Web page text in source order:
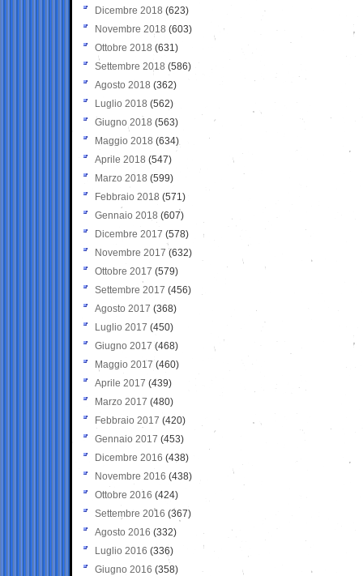
Dicembre 2018 (623)
Novembre 2018 (603)
Ottobre 2018 (631)
Settembre 2018 (586)
Agosto 2018 (362)
Luglio 2018 (562)
Giugno 2018 (563)
Maggio 2018 (634)
Aprile 2018 (547)
Marzo 2018 (599)
Febbraio 2018 (571)
Gennaio 2018 (607)
Dicembre 2017 (578)
Novembre 2017 (632)
Ottobre 2017 (579)
Settembre 2017 (456)
Agosto 2017 (368)
Luglio 2017 (450)
Giugno 2017 (468)
Maggio 2017 (460)
Aprile 2017 (439)
Marzo 2017 (480)
Febbraio 2017 (420)
Gennaio 2017 (453)
Dicembre 2016 (438)
Novembre 2016 (438)
Ottobre 2016 (424)
Settembre 2016 (367)
Agosto 2016 (332)
Luglio 2016 (336)
Giugno 2016 (358)